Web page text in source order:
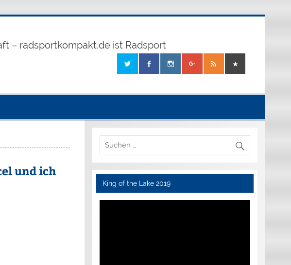
– radsportkompakt.de ist Radsport
und ich
King of the Lake 2019
Video-